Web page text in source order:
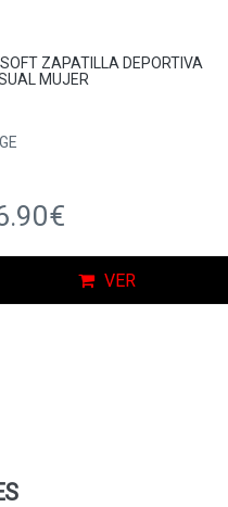
ZAPATILLA DEPORTIVA
MUJER
VER